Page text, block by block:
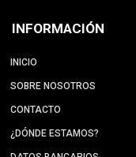
INFORMACIÓN
INICIO
SOBRE NOSOTROS
CONTACTO
¿DÓNDE ESTAMOS?